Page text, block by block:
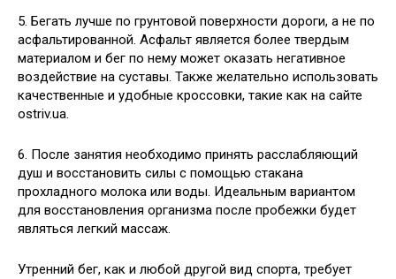
5. Бегать лучше по грунтовой поверхности дороги, а не по
асфальтированной. Асфальт является более твердым
материалом и бег по нему может оказать негативное
воздействие на суставы. Также желательно использовать
качественные и удобные кроссовки, такие как на сайте
ostriv.ua.
6. После занятия необходимо принять расслабляющий
душ и восстановить силы с помощью стакана
прохладного молока или воды. Идеальным вариантом
для восстановления организма после пробежки будет
являться легкий массаж.
Утренний бег, как и любой другой вид спорта, требует